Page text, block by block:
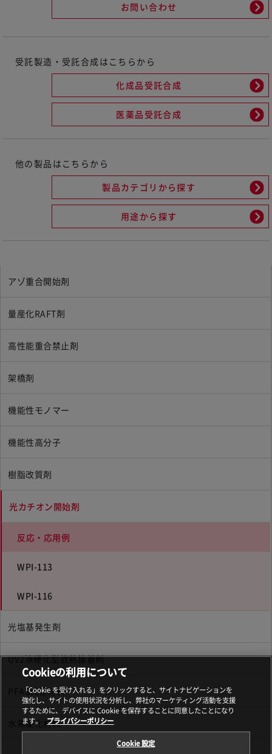
お問い合わせ
受託製造・受託合成はこちらから
化成品受託合成
医薬品受託合成
他の製品はこちらから
製品カテゴリから探す
用途から探す
アゾ重合開始剤
量産化RAFT剤
高性能重合禁止剤
架橋剤
機能性モノマー
機能性高分子
樹脂改質剤
光カチオン開始剤
反応・応用例
WPI-113
WPI-116
光塩基発生剤
UV2液硬化型放熱接着剤
PFAS代替材料
水系硬化材料
Cookieの利用について
「Cookie を受け入れる」をクリックすると、サイトナビゲーションを
強化し、サイトの使用状況を分析し、弊社のマーケティング活動を支援
するために、デバイスに Cookie を保存することに同意したことになり
ます。
プライバシーポリシー
Cookie 設定